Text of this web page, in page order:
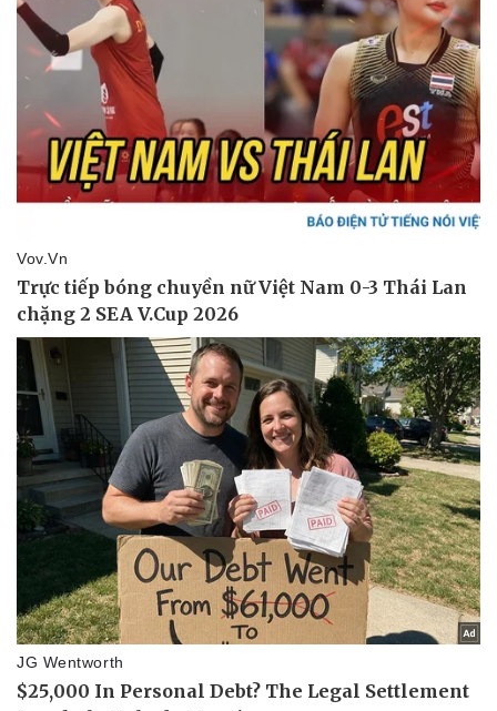
Vụ án
Tin nóng
Tư vấn luật
Vũ khí
Việt Nam
Phân tích